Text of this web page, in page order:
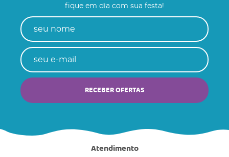
fique em dia com sua festa!
RECEBER OFERTAS
Atendimento